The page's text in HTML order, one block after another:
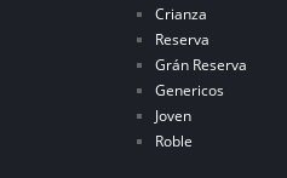
Crianza
Reserva
Grán Reserva
Genericos
Joven
Roble